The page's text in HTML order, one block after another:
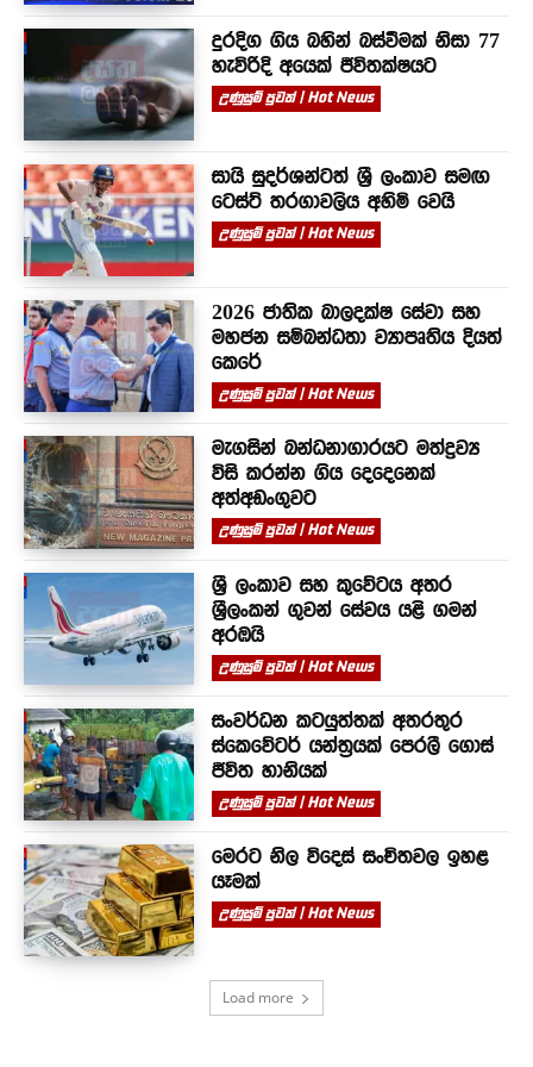
දුරදිග ගිය බහින් බස්වීමක් නිසා 77
හැවිරිදි අයෙක් ජීවිතක්ෂයට
උණුසුම් පුවත් | Hot News
සායි සුදර්ශන්ටත් ශ්‍රී ලංකාව සමඟ
ටෙස්ට් තරගාවලිය අහිමි වෙයි
උණුසුම් පුවත් | Hot News
2026 ජාතික බාලදක්ෂ සේවා සහ
මහජන සම්බන්ධතා ව්‍යාපෘතිය දියත්
කෙරේ
උණුසුම් පුවත් | Hot News
මැගසින් බන්ධනාගාරයට මත්ද්‍රව්‍ය
විසි කරන්න ගිය දෙදෙනෙක්
අත්අඩංගුවට
උණුසුම් පුවත් | Hot News
ශ්‍රී ලංකාව සහ කුවේටය අතර
ශ්‍රීලංකන් ගුවන් සේවය යළි ගමන්
අරඹයි
උණුසුම් පුවත් | Hot News
සංවර්ධන කටයුත්තක් අතරතුර
ස්කෙවේටර් යන්ත්‍රයක් පෙරලී ගොස්
ජීවිත හානියක්
උණුසුම් පුවත් | Hot News
මෙරට නිල විදෙස් සංචිතවල ඉහළ
යෑමක්
උණුසුම් පුවත් | Hot News
Load more